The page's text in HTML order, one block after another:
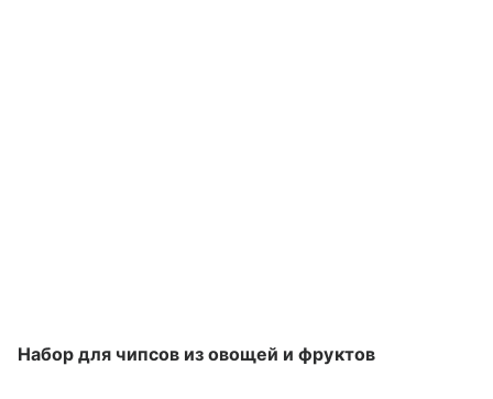
Набор для чипсов из овощей и фруктов